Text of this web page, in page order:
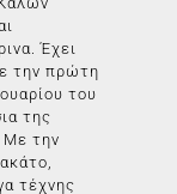
Έχει
την πρώτη
του
της
Με την
τέχνης